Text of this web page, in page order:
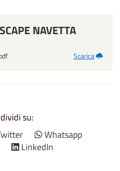
NAVETTA
Scarica
su:
Whatsapp
LinkedIn